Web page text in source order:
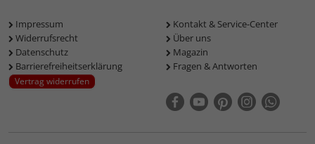
Impressum
Widerrufsrecht
Datenschutz
Barrierefreiheitserklärung
Vertrag widerrufen
Kontakt & Service-Center
Über uns
Magazin
Fragen & Antworten